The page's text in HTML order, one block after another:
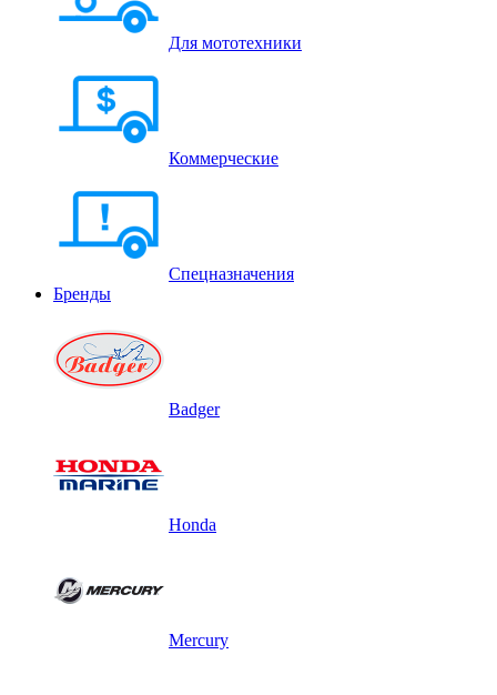
Для мототехники
Коммерческие
Спецназначения
Бренды
Badger
Honda
Mercury